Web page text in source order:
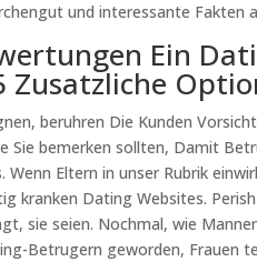
und interessante Fakten
Ein
Zusatzliche
beruhren Die Kunden
Sie bemerken sollten, Damit
Eltern in unser Rubrik
kranken Dating Websites.
sie seien. Nochmal, wie
Betrugern geworden, Frauen